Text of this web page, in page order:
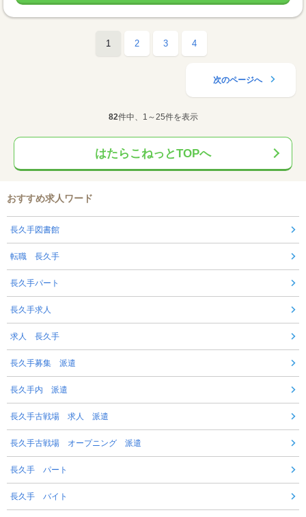
1 2 3 4
次のページへ
82件中、1～25件を表示
はたらこねっとTOPへ
おすすめ求人ワード
長久手図書館
転職 長久手
長久手パート
長久手求人
求人 長久手
長久手募集 派遣
長久手内 派遣
長久手古戦場 求人 派遣
長久手古戦場 オープニング 派遣
長久手 パート
長久手 バイト